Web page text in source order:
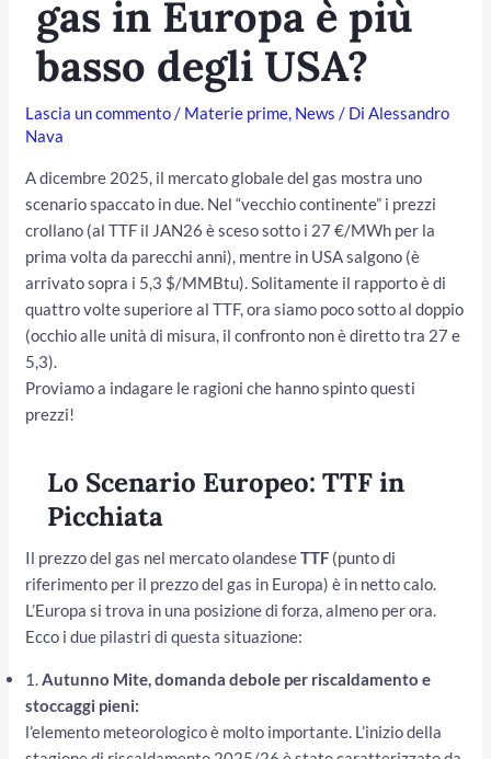
gas in Europa è più
basso degli USA?
Lascia un commento/ Materie prime, News / DiAlessandro
Nava
A dicembre 2025, il mercato globale del gas mostra uno
scenario spaccato in due. Nel “vecchio continente” i prezzi
crollano (al TTF il JAN26 è sceso sotto i 27 €/MWh per la
prima volta da parecchi anni), mentre in USA salgono (è
arrivato sopra i 5,3 $/MMBtu). Solitamente il rapporto è di
quattro volte superiore al TTF, ora siamo poco sotto al doppio
(occhio alle unità di misura, il confronto non è diretto tra 27 e
5,3).
Proviamo a indagare le ragioni che hanno spinto questi
prezzi!
Lo Scenario Europeo: TTF in
Picchiata
Il prezzo del gas nel mercato olandeseTTF (punto di
riferimento per il prezzo del gas in Europa) è in netto calo.
L’Europa si trova in una posizione di forza, almeno per ora.
Ecco i due pilastri di questa situazione:
1.Autunno Mite, domanda debole per riscaldamento e
stoccaggi pieni:
l’elemento meteorologico è molto importante. L’inizio della